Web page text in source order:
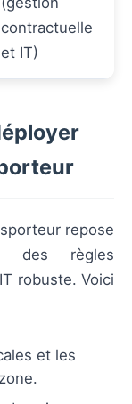
contractuelle
et IT)
repose
des règles
robuste. Voici
et les